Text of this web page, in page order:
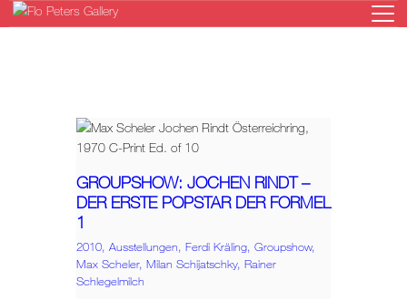
HOME
GALERIE
KÜNSTLER
AUSSTELLUNGEN
ONLINESHOP
GROUPSHOW: JOCHEN RINDT –
DER ERSTE POPSTAR DER FORMEL
1
2010, Ausstellungen, Ferdi Kräling, Groupshow,
Max Scheler, Milan Schijatschky, Rainer
Schlegelmilch